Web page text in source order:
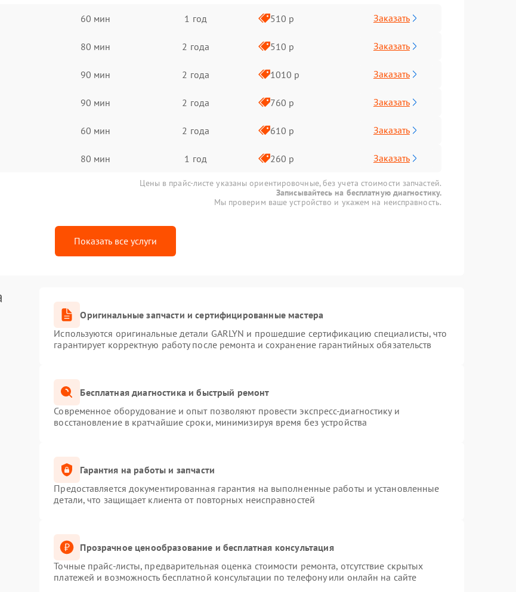
60 мин 1 год 510 р Заказать
80 мин 2 года 510 р Заказать
90 мин 2 года 1010 р Заказать
90 мин 2 года 760 р Заказать
60 мин 2 года 610 р Заказать
80 мин 1 год 260 р Заказать
Цены в прайс-листе указаны ориентировочные, без учета стоимости запчастей.
Записывайтесь на бесплатную диагностику.
Мы проверим ваше устройство и укажем на неисправность.
Показать все услуги
Оригинальные запчасти и сертифицированные мастера
Используются оригинальные детали GARLYN и прошедшие сертификацию специалисты, что
гарантирует корректную работу после ремонта и сохранение гарантийных обязательств
Бесплатная диагностика и быстрый ремонт
Современное оборудование и опыт позволяют провести экспресс-диагностику и
восстановление в кратчайшие сроки, минимизируя время без устройства
Гарантия на работы и запчасти
Предоставляется документированная гарантия на выполненные работы и установленные
детали, что защищает клиента от повторных неисправностей
Прозрачное ценообразование и бесплатная консультация
Точные прайс-листы, предварительная оценка стоимости ремонта, отсутствие скрытых
платежей и возможность бесплатной консультации по телефону или онлайн на сайте